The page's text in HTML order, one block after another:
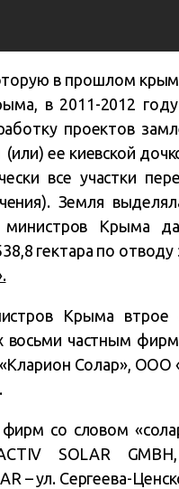
в прошлом
в 2011-2012
проектов
ее киевской
все участки
Земля
министров Крыма
гектара по
Крыма втрое
восьми частным
Солар»,
со словом
SOLAR
– ул. Сергеева-